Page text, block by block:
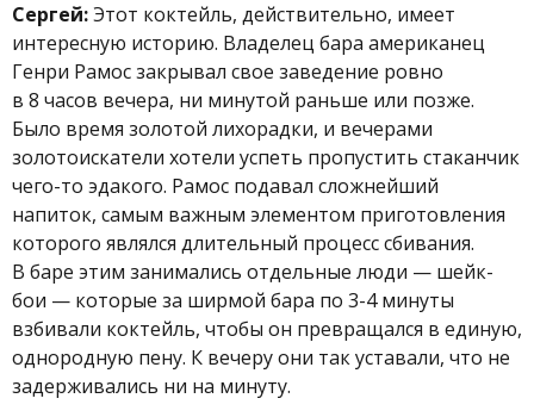
Сергей:Этот коктейль, действительно, имеет
интересную историю. Владелец бара американец
Генри Рамос закрывал свое заведение ровно
в 8 часов вечера, ни минутой раньше или позже.
Было время золотой лихорадки, и вечерами
золотоискатели хотели успеть пропустить стаканчик
чего-то эдакого. Рамос подавал сложнейший
напиток, самым важным элементом приготовления
которого являлся длительный процесс сбивания.
В баре этим занимались отдельные люди — шейк-
бои — которые за ширмой бара по 3-4 минуты
взбивали коктейль, чтобы он превращался в единую,
однородную пену. К вечеру они так уставали, что не
задерживались ни на минуту.